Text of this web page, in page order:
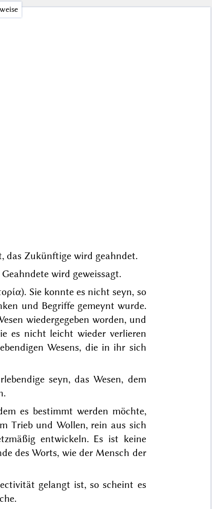
das Zukünftige wird geahndet.
wird geweissagt.
). Sie konnte es nicht seyn, so
und Begriffe gemeynt wurde.
wiedergegeben worden, und
es nicht leicht wieder verlieren
Wesens, die in ihr sich
seyn, das Wesen, dem
es bestimmt werden möchte,
Trieb und Wollen, rein aus sich
entwickeln. Es ist keine
des Worts, wie der Mensch der
gelangt ist, so scheint es